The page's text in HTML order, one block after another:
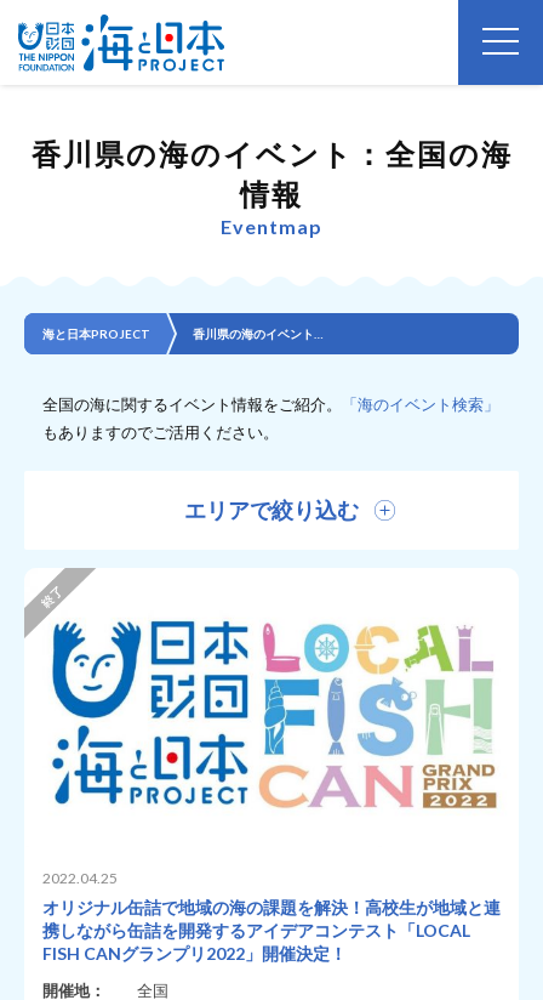
香川県の海のイベント：全国の海
情報
Eventmap
海と日本PROJECT
全国の海に関するイベント情報をご紹介。
「海のイベント検索」
もありますのでご活用ください。
エリアで絞り込む
2022.04.25
オリジナル缶詰で地域の海の課題を解決！高校生が地域と連
携しながら缶詰を開発するアイデアコンテスト「LOCAL
FISH CANグランプリ2022」開催決定！
開催地：
全国